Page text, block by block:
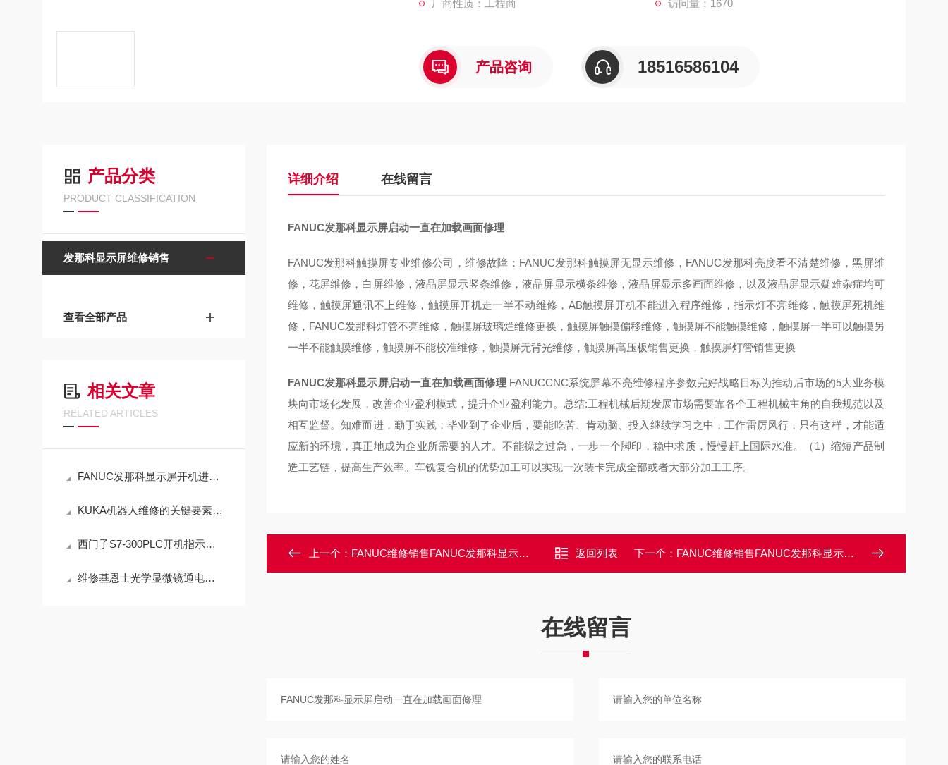
厂商性质：工程商 访问量：1670
产品咨询 18516586104
产品分类
PRODUCT CLASSIFICATION
发那科显示屏维修销售
查看全部产品
相关文章
RELATED ARTICLES
FANUC发那科显示屏开机进不去系统当天修好故障
KUKA机器人维修的关键要素与最佳实践
西门子S7-300PLC开机指示灯全部都亮故障维修方法
维修基恩士光学显微镜通电屏幕黑屏不显示（原厂配件修理）
详细介绍 在线留言
FANUC发那科显示屏启动一直在加载画面修理
FANUC发那科触摸屏专业维修公司，维修故障：FANUC发那科触摸屏无显示维修，FANUC发那科亮度看不清楚维修，黑屏维
修，花屏维修，白屏维修，液晶屏显示竖条维修，液晶屏显示横条维修，液晶屏显示多画面维修，以及液晶屏显示疑难杂症均可
维修，触摸屏通讯不上维修，触摸屏开机走一半不动维修，AB触摸屏开机不能进入程序维修，指示灯不亮维修，触摸屏死机维
修，FANUC发那科灯管不亮维修，触摸屏玻璃烂维修更换，触摸屏触摸偏移维修，触摸屏不能触摸维修，触摸屏一半可以触摸另
一半不能触摸维修，触摸屏不能校准维修，触摸屏无背光维修，触摸屏高压板销售更换，触摸屏灯管销售更换
FANUC发那科显示屏启动一直在加载画面修理 FANUCCNC系统屏幕不亮维修程序参数完好战略目标为推动后市场的5大业务模
块向市场化发展，改善企业盈利模式，提升企业盈利能力。总结:工程机械后期发展市场需要靠各个工程机械主角的自我规范以及
相互监督。知难而进，勤于实践；毕业到了企业后，要能吃苦、肯动脑、投入继续学习之中，工作雷厉风行，只有这样，才能适
应新的环境，真正地成为企业所需要的人才。不能操之过急，一步一个脚印，稳中求质，慢慢赶上国际水准。（1）缩短产品制
造工艺链，提高生产效率。车铣复合机的优势加工可以实现一次装卡完成全部或者大部分加工工序。
上一个： FANUC维修销售FANUC发那科显示屏开机进不去系统修理电话 返回列表 下一个： FANUC维修销售FANUC发那科显示屏启动卡在开机画面不动
在线留言